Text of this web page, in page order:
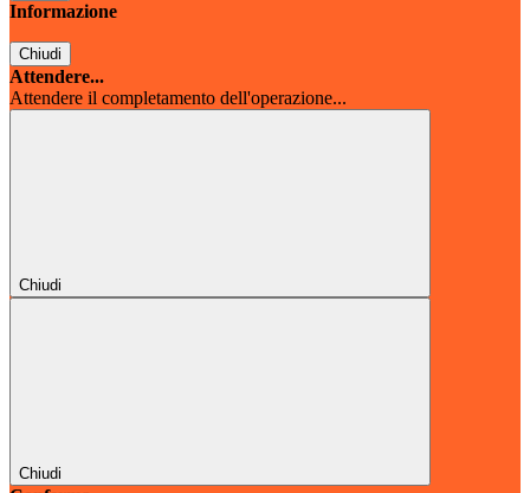
Informazione
Chiudi
Attendere...
Attendere il completamento dell'operazione...
Chiudi
Chiudi